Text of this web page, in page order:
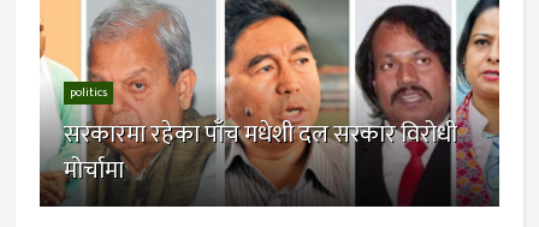
politics
सरकारमा रहेका पाँच मधेशी दल सरकार विरोधी
मोर्चामा